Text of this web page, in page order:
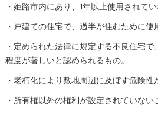
・姫路市内にあり、1年以上使用されて
・戸建ての住宅で、過半が住むために
・定められた法律に規定する不良住宅
程度が著しいと認められるもの。
・老朽化により敷地周辺に及ぼす危険
・所有権以外の権利が設定されていない